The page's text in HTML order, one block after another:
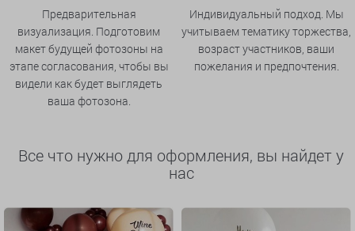
Предварительная
визуализация. Подготовим
макет будущей фотозоны на
этапе согласования, чтобы вы
видели как будет выглядеть
ваша фотозона.
Индивидуальный подход. Мы
учитываем тематику торжества,
возраст участников, ваши
пожелания и предпочтения.
Все что нужно для оформления, вы найдет у
нас